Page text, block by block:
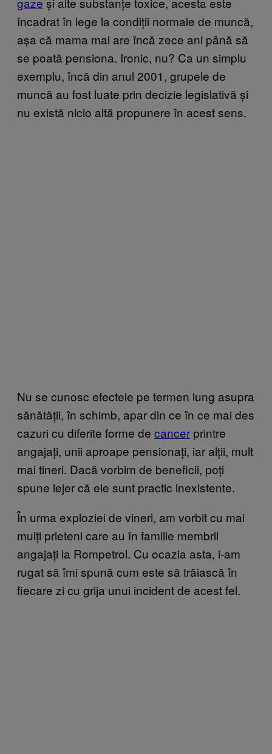
încadrat în lege la condiții normale de muncă,
așa că mama mai are încă zece ani până să
se poată pensiona. Ironic, nu? Ca un simplu
exemplu, încă din anul 2001, grupele de
muncă au fost luate prin decizie legislativă și
nu există nicio altă propunere în acest sens.
Nu se cunosc efectele pe termen lung asupra
sănătății, în schimb, apar din ce în ce mai des
cazuri cu diferite forme de cancer printre
angajați, unii aproape pensionați, iar alții, mult
mai tineri. Dacă vorbim de beneficii, poți
spune lejer că ele sunt practic inexistente.
În urma exploziei de vineri, am vorbit cu mai
mulți prieteni care au în familie membrii
angajați la Rompetrol. Cu ocazia asta, i-am
rugat să îmi spună cum este să trăiască în
fiecare zi cu grija unui incident de acest fel.